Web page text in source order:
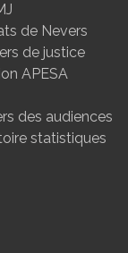
de Nevers
de justice
APESA
des audiences
statistiques